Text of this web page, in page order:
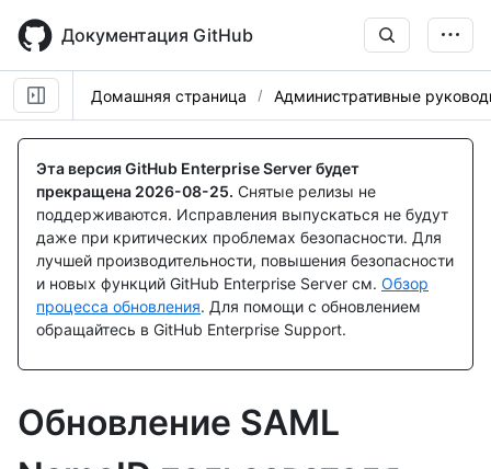
main
content
Документация GitHub
Домашняя страница Административные
Эта версия GitHub Enterprise Server будет
прекращена 2026-08-25. Снятые релизы не
поддерживаются. Исправления выпускаться не будут
даже при критических проблемах безопасности. Для
лучшей производительности, повышения безопасности
и новых функций GitHub Enterprise Server см. Обзор
процесса обновления. Для помощи с обновлением
обращайтесь в GitHub Enterprise Support.
Обновление SAML